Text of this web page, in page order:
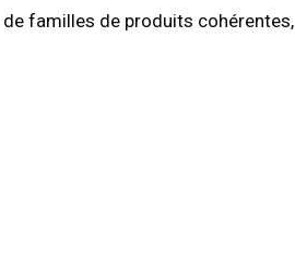
familles de produits cohérentes,